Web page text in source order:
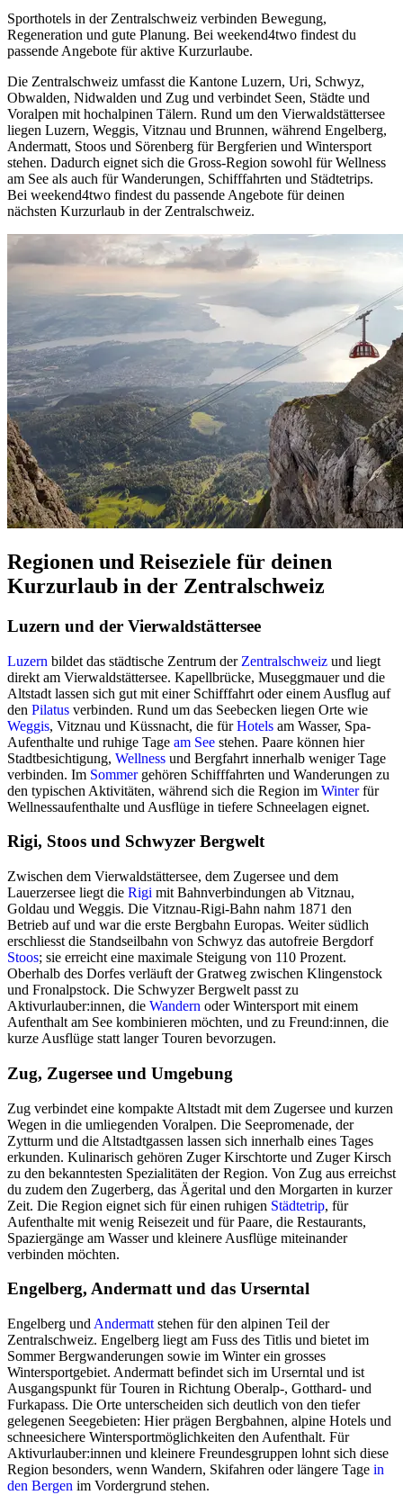
Sporthotels in der Zentralschweiz verbinden Bewegung,
Regeneration und gute Planung. Bei weekend4two findest du
passende Angebote für aktive Kurzurlaube.
Die Zentralschweiz umfasst die Kantone Luzern, Uri, Schwyz,
Obwalden, Nidwalden und Zug und verbindet Seen, Städte und
Voralpen mit hochalpinen Tälern. Rund um den Vierwaldstättersee
liegen Luzern, Weggis, Vitznau und Brunnen, während Engelberg,
Andermatt, Stoos und Sörenberg für Bergferien und Wintersport
stehen. Dadurch eignet sich die Gross-Region sowohl für Wellness
am See als auch für Wanderungen, Schifffahrten und Städtetrips.
Bei weekend4two findest du passende Angebote für deinen
nächsten Kurzurlaub in der Zentralschweiz.
Regionen und Reiseziele für deinen
Kurzurlaub in der Zentralschweiz
Luzern und der Vierwaldstättersee
Luzern bildet das städtische Zentrum der Zentralschweiz und liegt
direkt am Vierwaldstättersee. Kapellbrücke, Museggmauer und die
Altstadt lassen sich gut mit einer Schifffahrt oder einem Ausflug auf
den Pilatus verbinden. Rund um das Seebecken liegen Orte wie
Weggis, Vitznau und Küssnacht, die fürHotels am Wasser, Spa-
Aufenthalte und ruhige Tage am See stehen. Paare können hier
Stadtbesichtigung, Wellness und Bergfahrt innerhalb weniger Tage
verbinden. Im Sommergehören Schifffahrten und Wanderungen zu
den typischen Aktivitäten, während sich die Region im Winterfür
Wellnessaufenthalte und Ausflüge in tiefere Schneelagen eignet.
Rigi, Stoos und Schwyzer Bergwelt
Zwischen dem Vierwaldstättersee, dem Zugersee und dem
Lauerzersee liegt die Rigi mit Bahnverbindungen ab Vitznau,
Goldau und Weggis. Die Vitznau-Rigi-Bahn nahm 1871 den
Betrieb auf und war die erste Bergbahn Europas. Weiter südlich
erschliesst die Standseilbahn von Schwyz das autofreie Bergdorf
Stoos; sie erreicht eine maximale Steigung von 110 Prozent.
Oberhalb des Dorfes verläuft der Gratweg zwischen Klingenstock
und Fronalpstock. Die Schwyzer Bergwelt passt zu
Aktivurlauber:innen, die Wandern oder Wintersport mit einem
Aufenthalt am See kombinieren möchten, und zu Freund:innen, die
kurze Ausflüge statt langer Touren bevorzugen.
Zug, Zugersee und Umgebung
Zug verbindet eine kompakte Altstadt mit dem Zugersee und kurzen
Wegen in die umliegenden Voralpen. Die Seepromenade, der
Zytturm und die Altstadtgassen lassen sich innerhalb eines Tages
erkunden. Kulinarisch gehören Zuger Kirschtorte und Zuger Kirsch
zu den bekanntesten Spezialitäten der Region. Von Zug aus erreichst
du zudem den Zugerberg, das Ägerital und den Morgarten in kurzer
Zeit. Die Region eignet sich für einen ruhigen Städtetrip, für
Aufenthalte mit wenig Reisezeit und für Paare, die Restaurants,
Spaziergänge am Wasser und kleinere Ausflüge miteinander
verbinden möchten.
Engelberg, Andermatt und das Urserntal
Engelberg und Andermatt stehen für den alpinen Teil der
Zentralschweiz. Engelberg liegt am Fuss des Titlis und bietet im
Sommer Bergwanderungen sowie im Winter ein grosses
Wintersportgebiet. Andermatt befindet sich im Urserntal und ist
Ausgangspunkt für Touren in Richtung Oberalp-, Gotthard- und
Furkapass. Die Orte unterscheiden sich deutlich von den tiefer
gelegenen Seegebieten: Hier prägen Bergbahnen, alpine Hotels und
schneesichere Wintersportmöglichkeiten den Aufenthalt. Für
Aktivurlauber:innen und kleinere Freundesgruppen lohnt sich diese
Region besonders, wenn Wandern, Skifahren oder längere Tage in
den Bergen im Vordergrund stehen.